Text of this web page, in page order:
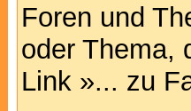
Foren und
oder Thema,
Link »... zu